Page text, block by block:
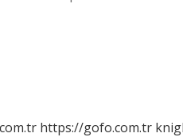
https://gofo.com.tr